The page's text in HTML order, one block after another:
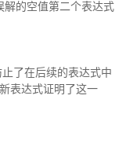
解的空值第二个表达式
了在后续的表达式中
表达式证明了这一